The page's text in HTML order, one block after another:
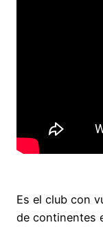
Es el club con
de continentes